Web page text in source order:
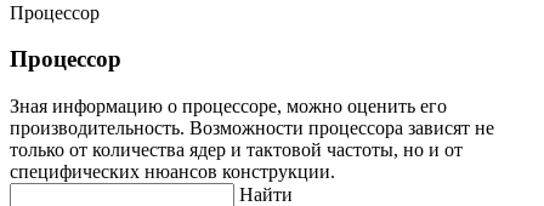
Процессор
Процессор
Зная информацию о процессоре, можно оценить его
производительность. Возможности процессора зависят не
только от количества ядер и тактовой частоты, но и от
специфических нюансов конструкции.
Найти